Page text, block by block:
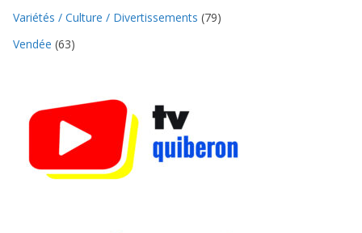
Variétés / Culture / Divertissements (79)
Vendée (63)